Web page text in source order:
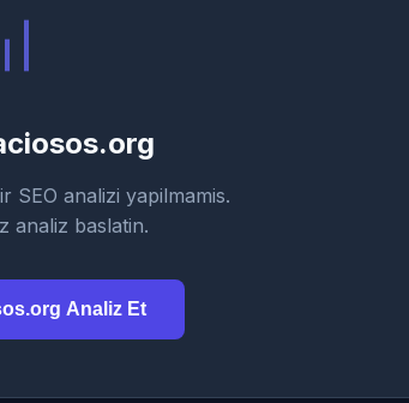
SEO analizi yapilmamis.
analiz baslatin.
Analiz Et